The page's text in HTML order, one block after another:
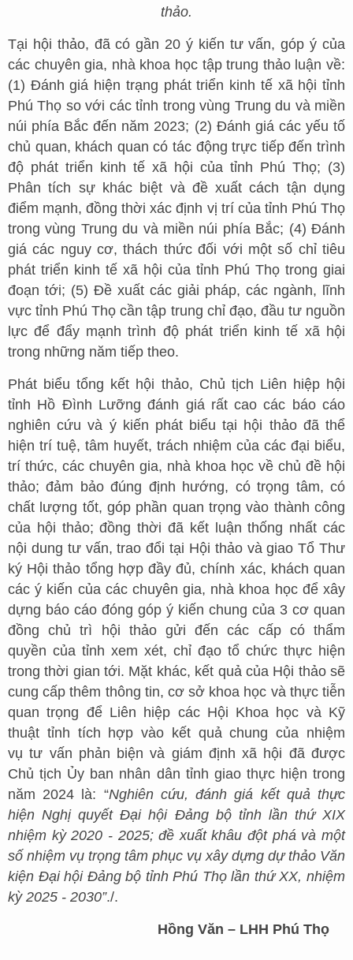
thảo.
Tại hội thảo, đã có gần 20 ý kiến tư vấn, góp ý của
các chuyên gia, nhà khoa học tập trung thảo luận về:
(1) Đánh giá hiện trạng phát triển kinh tế xã hội tỉnh
Phú Thọ so với các tỉnh trong vùng Trung du và miền
núi phía Bắc đến năm 2023; (2) Đánh giá các yếu tố
chủ quan, khách quan có tác động trực tiếp đến trình
độ phát triển kinh tế xã hội của tỉnh Phú Thọ; (3)
Phân tích sự khác biệt và đề xuất cách tận dụng
điểm mạnh, đồng thời xác định vị trí của tỉnh Phú Thọ
trong vùng Trung du và miền núi phía Bắc; (4) Đánh
giá các nguy cơ, thách thức đối với một số chỉ tiêu
phát triển kinh tế xã hội của tỉnh Phú Thọ trong giai
đoạn tới; (5) Đề xuất các giải pháp, các ngành, lĩnh
vực tỉnh Phú Thọ cần tập trung chỉ đạo, đầu tư nguồn
lực để đẩy mạnh trình độ phát triển kinh tế xã hội
trong những năm tiếp theo.
Phát biểu tổng kết hội thảo, Chủ tịch Liên hiệp hội
tỉnh Hồ Đình Lưỡng đánh giá rất cao các báo cáo
nghiên cứu và ý kiến phát biểu tại hội thảo đã thể
hiện trí tuệ, tâm huyết, trách nhiệm của các đại biểu,
trí thức, các chuyên gia, nhà khoa học về chủ đề hội
thảo; đảm bảo đúng định hướng, có trọng tâm, có
chất lượng tốt, góp phần quan trọng vào thành công
của hội thảo; đồng thời đã kết luận thống nhất các
nội dung tư vấn, trao đổi tại Hội thảo và giao Tổ Thư
ký Hội thảo tổng hợp đầy đủ, chính xác, khách quan
các ý kiến của các chuyên gia, nhà khoa học để xây
dựng báo cáo đóng góp ý kiến chung của 3 cơ quan
đồng chủ trì hội thảo gửi đến các cấp có thẩm
quyền của tỉnh xem xét, chỉ đạo tổ chức thực hiện
trong thời gian tới. Mặt khác, kết quả của Hội thảo sẽ
cung cấp thêm thông tin, cơ sở khoa học và thực tiễn
quan trọng để Liên hiệp các Hội Khoa học và Kỹ
thuật tỉnh tích hợp vào kết quả chung của nhiệm
vụ tư vấn phản biện và giám định xã hội đã được
Chủ tịch Ủy ban nhân dân tỉnh giao thực hiện trong
năm 2024 là: “Nghiên cứu, đánh giá kết quả thực
hiện Nghị quyết Đại hội Đảng bộ tỉnh lần thứ XIX
nhiệm kỳ 2020 - 2025; đề xuất khâu đột phá và một
số nhiệm vụ trọng tâm phục vụ xây dựng dự thảo Văn
kiện Đại hội Đảng bộ tỉnh Phú Thọ lần thứ XX, nhiệm
kỳ 2025 - 2030”./.
Hồng Văn – LHH Phú Thọ